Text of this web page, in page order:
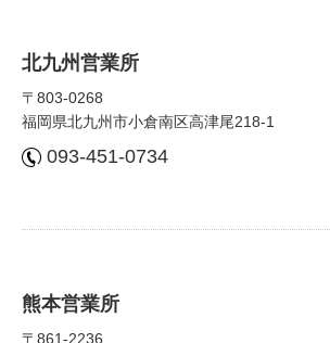
北九州営業所
〒803-0268
福岡県北九州市⼩倉南区⾼津尾218-1
093-451-0734
熊本営業所
〒861-2236